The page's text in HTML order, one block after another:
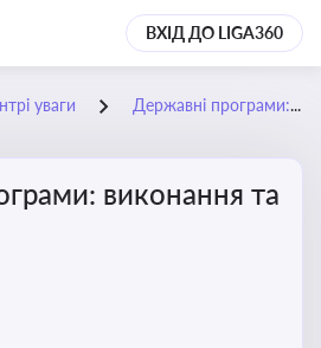
ВХІД ДО LIGA360
уваги Державні програми: виконання та проблеми
виконання та